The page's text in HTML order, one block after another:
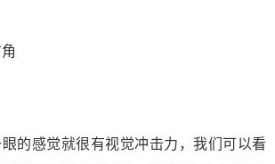
的感觉就很有视觉冲击力，我们可以看